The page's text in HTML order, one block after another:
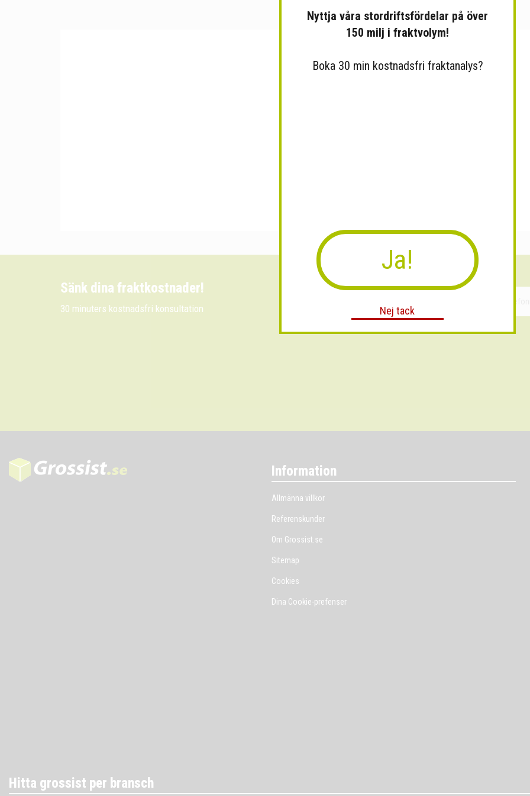
Sänk dina fraktkostnader!
30 minuters kostnadsfri konsultation
Information
Allmänna villkor
Referenskunder
Om Grossist.se
Sitemap
Cookies
Dina Cookie-prefenser
Hitta grossist per bransch
Nyttja våra stordriftsfördelar på över
150 milj i fraktvolym!
Boka 30 min kostnadsfri fraktanalys?
Ja!
Nej tack